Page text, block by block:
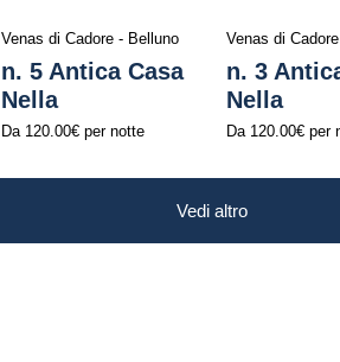
Venas di Cadore - Belluno
n. 5 Antica Casa
Nella
Da 120.00€per notte
Venas di
n. 3
Nella
Da 120.00€per
Vedi altro